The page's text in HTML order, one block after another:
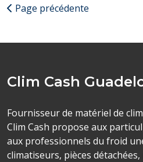
Page précédente
Clim Cash
Fournisseur de matériel de
Clim Cash propose aux
aux professionnels du froid
climatiseurs, pièces